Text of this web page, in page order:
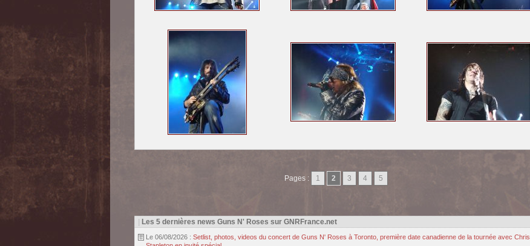
Pages : 1 2 3 4 5
Les 5 dernières news Guns N' Roses sur GNRFrance.net
Le 06/08/2026 : Setlist, photos, videos du concert de Guns N' Roses à Toronto, première date canadienne de la tournée avec Chris